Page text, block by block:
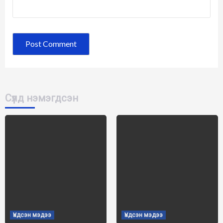
Сүүлд нэмэгдсэн
Үндсэн мэдээ Үндсэн мэдээ